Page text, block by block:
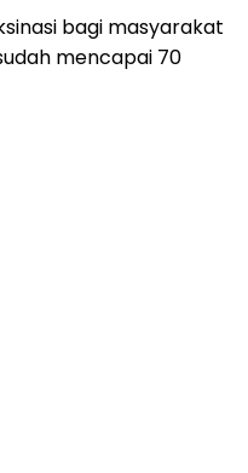
bagi masyarakat
mencapai 70